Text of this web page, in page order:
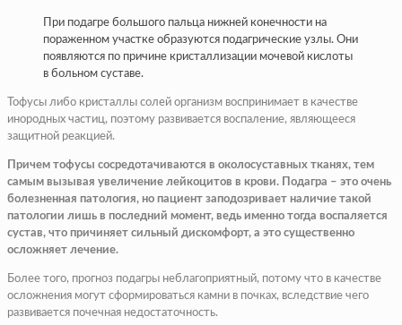
При подагре большого пальца нижней конечности на
пораженном участке образуются подагрические узлы. Они
появляются по причине кристаллизации мочевой кислоты
в больном суставе.
Тофусы либо кристаллы солей организм воспринимает в качестве
инородных частиц, поэтому развивается воспаление, являющееся
защитной реакцией.
Причем тофусы сосредотачиваются в околосуставных тканях, тем
самым вызывая увеличение лейкоцитов в крови. Подагра – это очень
болезненная патология, но пациент заподозривает наличие такой
патологии лишь в последний момент, ведь именно тогда воспаляется
сустав, что причиняет сильный дискомфорт, а это существенно
осложняет лечение.
Более того, прогноз подагры неблагоприятный, потому что в качестве
осложнения могут сформироваться камни в почках, вследствие чего
развивается почечная недостаточность.